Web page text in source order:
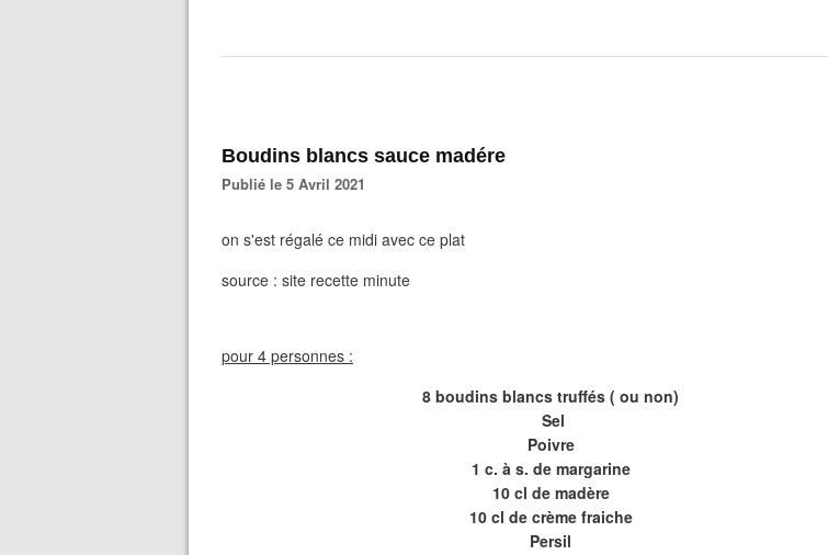
Boudins blancs sauce madére
Publié le 5 Avril 2021
on s'est régalé ce midi avec ce plat
source : site recette minute
pour 4 personnes :
8 boudins blancs truffés ( ou non)
Sel
Poivre
1 c. à s. de margarine
10 cl de madère
10 cl de crème fraiche
Persil